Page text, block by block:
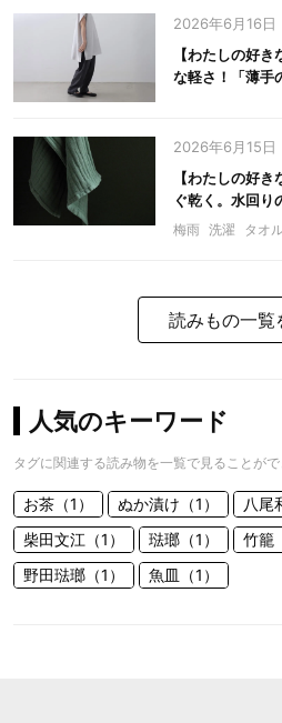
2026年6月16日
【わたしの好
な軽さ！「薄手
2026年6月15日
【わたしの好
ぐ乾く。水回り
梅雨 洗濯 タオ
読みもの一覧
人気のキーワード
タグに関連する読み物を一覧で見ることが
お茶（1） ぬか漬け（1） 八尾
柴田文江（1）
琺瑯（1） 竹籠
野田琺瑯（1）
魚皿（1）